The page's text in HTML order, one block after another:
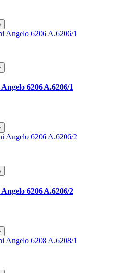
6206 A.6206/1
6206 A.6206/2